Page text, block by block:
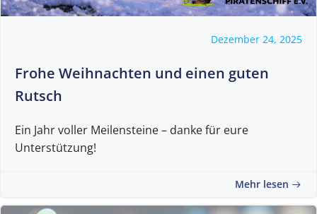
Dezember 24, 2025
Frohe Weihnachten und einen guten
Rutsch
Ein Jahr voller Meilensteine – danke für eure
Unterstützung!
Mehr lesen